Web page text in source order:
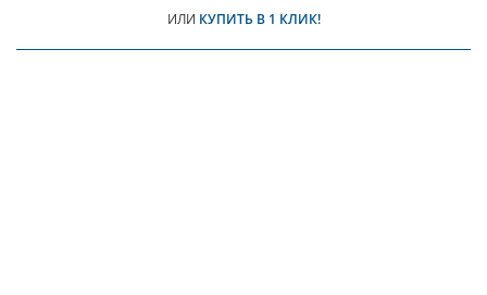
ИЛИ КУПИТЬ В 1 КЛИК!